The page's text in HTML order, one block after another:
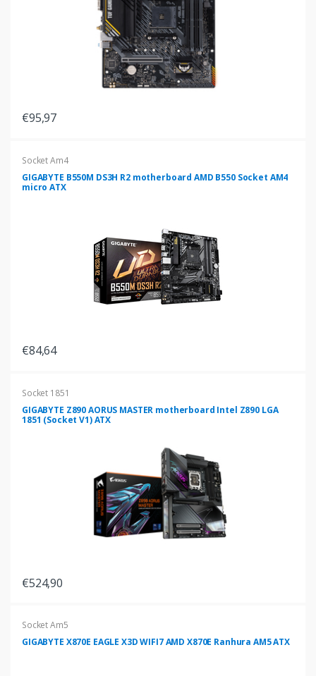
€95,97
Socket Am4
GIGABYTE B550M DS3H R2 motherboard AMD B550 Socket AM4
micro ATX
€84,64
Socket 1851
GIGABYTE Z890 AORUS MASTER motherboard Intel Z890 LGA
1851 (Socket V1) ATX
€524,90
Socket Am5
GIGABYTE X870E EAGLE X3D WIFI7 AMD X870E Ranhura AM5 ATX